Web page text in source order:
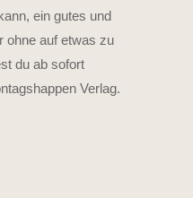
ein gutes und
ohne auf etwas zu
du ab sofort
Verlag.